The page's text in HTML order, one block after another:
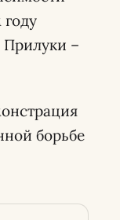
Прилуки –
борьбе